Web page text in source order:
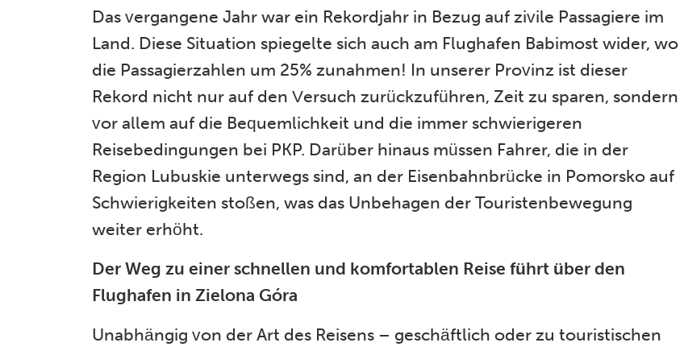
Das vergangene Jahr war ein Rekordjahr in Bezug auf zivile Passagiere im
Land. Diese Situation spiegelte sich auch am Flughafen Babimost wider, wo
die Passagierzahlen um 25% zunahmen! In unserer Provinz ist dieser
Rekord nicht nur auf den Versuch zurückzuführen, Zeit zu sparen, sondern
vor allem auf die Bequemlichkeit und die immer schwierigeren
Reisebedingungen bei PKP. Darüber hinaus müssen Fahrer, die in der
Region Lubuskie unterwegs sind, an der Eisenbahnbrücke in Pomorsko auf
Schwierigkeiten stoßen, was das Unbehagen der Touristenbewegung
weiter erhöht.
Der Weg zu einer schnellen und komfortablen Reise führt über den
Flughafen in Zielona Góra
Unabhängig von der Art des Reisens – geschäftlich oder zu touristischen